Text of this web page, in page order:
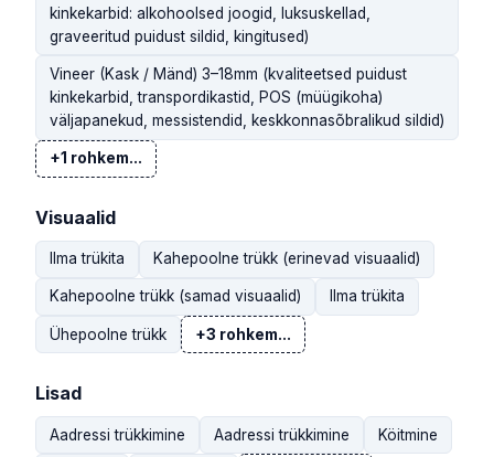
kinkekarbid: alkohoolsed joogid, luksuskellad,
graveeritud puidust sildid, kingitused)
Vineer (Kask / Mänd) 3–18mm (kvaliteetsed puidust
kinkekarbid, transpordikastid, POS (müügikoha)
väljapanekud, messistendid, keskkonnasõbralikud sildid)
+1 rohkem...
Visuaalid
Ilma trükita Kahepoolne trükk (erinevad visuaalid)
Kahepoolne trükk (samad visuaalid) Ilma trükita
Ühepoolne trükk +3 rohkem...
Lisad
Aadressi trükkimine Aadressi trükkimine Köitmine